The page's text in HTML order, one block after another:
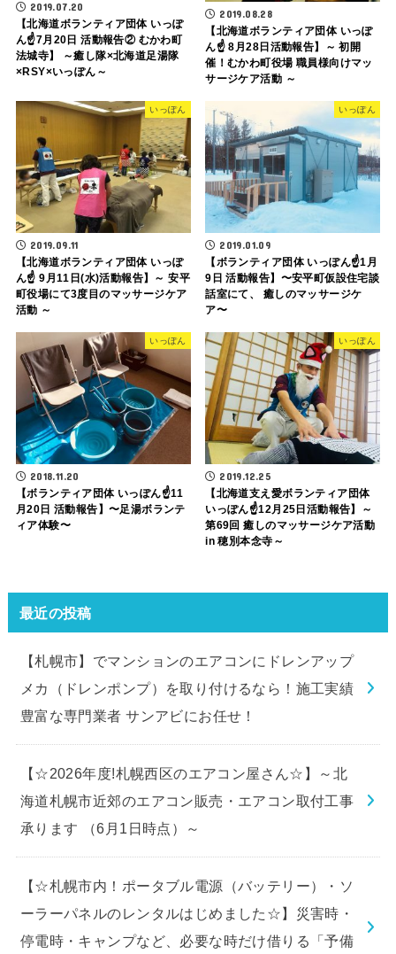
2019.07.20
【北海道ボランティア団体 いっぽ
ん☝️7月20日 活動報告② むかわ町
法城寺】 ～癒し隊×北海道足湯隊
×RSY×いっぽん～
2019.08.28
【北海道ボランティア団体 いっぽ
ん☝️ 8月28日活動報告】～ 初開
催！むかわ町役場 職員様向けマッ
サージケア活動 ～
いっぽん
2019.09.11
【北海道ボランティア団体 いっぽ
ん☝️ 9月11日(水)活動報告】～ 安平
町役場にて3度目のマッサージケア
活動 ～
いっぽん
2019.01.09
【ボランティア団体 いっぽん☝️1月
9日 活動報告】〜安平町仮設住宅談
話室にて、 癒しのマッサージケ
ア〜
いっぽん
2018.11.20
【ボランティア団体 いっぽん☝️11
月20日 活動報告】〜足湯ボランテ
ィア体験〜
いっぽん
2019.12.25
【北海道支え愛ボランティア団体
いっぽん☝️12月25日活動報告】～
第69回 癒しのマッサージケア活動
in 穂別本念寺～
最近の投稿
【札幌市】でマンションのエアコンにドレンアップ
メカ（ドレンポンプ）を取り付けるなら！施工実績
豊富な専門業者 サンアビにお任せ！
【☆2026年度!札幌西区のエアコン屋さん☆】～北
海道札幌市近郊のエアコン販売・エアコン取付工事
承ります （6月1日時点）～
【☆札幌市内！ポータブル電源（バッテリー）・ソ
ーラーパネルのレンタルはじめました☆】災害時・
停電時・キャンプなど、必要な時だけ借りる「予備